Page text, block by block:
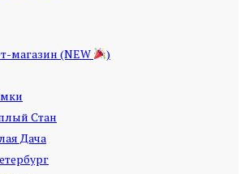
магазин (NEW
)
Стан
Дача